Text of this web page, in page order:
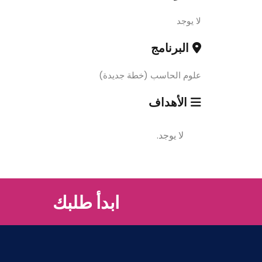
لا يوجد
البرنامج
علوم الحاسب (خطة جديدة)
الأهداف
لا يوجد.
ابدأ طلبك